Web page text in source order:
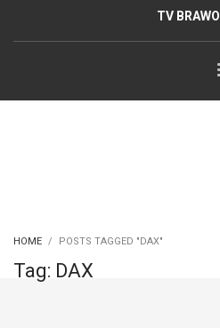
TV BRAWO
HOME POSTS TAGGED "DAX"
Tag: DAX